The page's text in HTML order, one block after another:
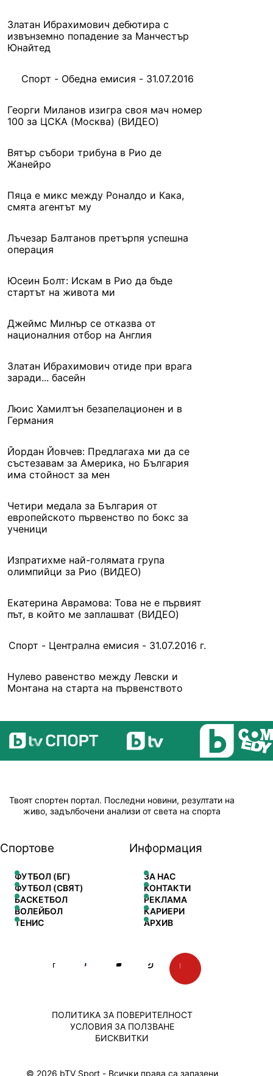
Златан Ибрахимович дебютира с
извънземно попадение за Манчестър
Юнайтед
Спорт - Обедна емисия - 31.07.2016
Георги Миланов изигра своя мач номер
100 за ЦСКА (Москва) (ВИДЕО)
Вятър събори трибуна в Рио де
Жанейро
Пяца е микс между Роналдо и Кака,
смята агентът му
Лъчезар Балтанов претърпя успешна
операция
Юсеин Болт: Искам в Рио да бъде
стартът на живота ми
Джеймс Милнър се отказва от
националния отбор на Англия
Златан Ибрахимович отиде при врага
заради... басейн
Люис Хамилтън безапелационен и в
Германия
Йордан Йовчев: Предлагаха ми да се
състезавам за Америка, но България
има стойност за мен
Четири медала за България от
европейското първенство по бокс за
ученици
Изпратихме най-голямата група
олимпийци за Рио (ВИДЕО)
Екатерина Аврамова: Това не е първият
път, в който ме заплашват (ВИДЕО)
Спорт - Централна емисия - 31.07.2016 г.
Нулево равенство между Левски и
Монтана на старта на първенството
Твоят спортен портал. Последни новини, резултати на
живо, задълбочени анализи от света на спорта
Спортове
ФУТБОЛ (БГ)
ФУТБОЛ (СВЯТ)
БАСКЕТБОЛ
ВОЛЕЙБОЛ
ТЕНИС
Информация
ЗА НАС
КОНТАКТИ
РЕКЛАМА
КАРИЕРИ
АРХИВ
© 2026 bTV Sport - Всички права са запазени
ПОЛИТИКА ЗА ПОВЕРИТЕЛНОСТ
УСЛОВИЯ ЗА ПОЛЗВАНЕ
БИСКВИТКИ